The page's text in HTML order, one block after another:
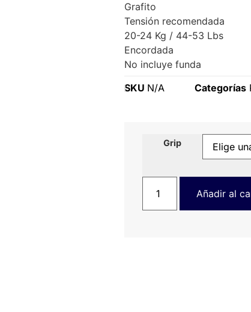
Grafito
Tensión recomendada
20-24 Kg / 44-53 Lbs
Encordada
No incluye funda
SKU N/A Categorías
Grip
Añadir al